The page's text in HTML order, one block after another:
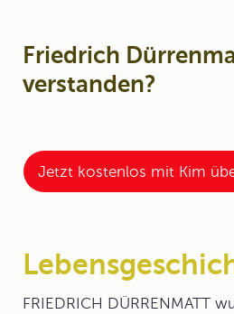
Friedrich
verstanden?
Jetzt kostenlos mit Kim
FRIEDRICH DÜRRENMATT